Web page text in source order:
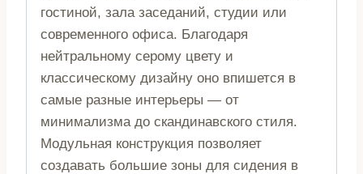
гостиной, зала заседаний, студии или
современного офиса. Благодаря
нейтральному серому цвету и
классическому дизайну оно впишется в
самые разные интерьеры — от
минимализма до скандинавского стиля.
Модульная конструкция позволяет
создавать большие зоны для сидения в